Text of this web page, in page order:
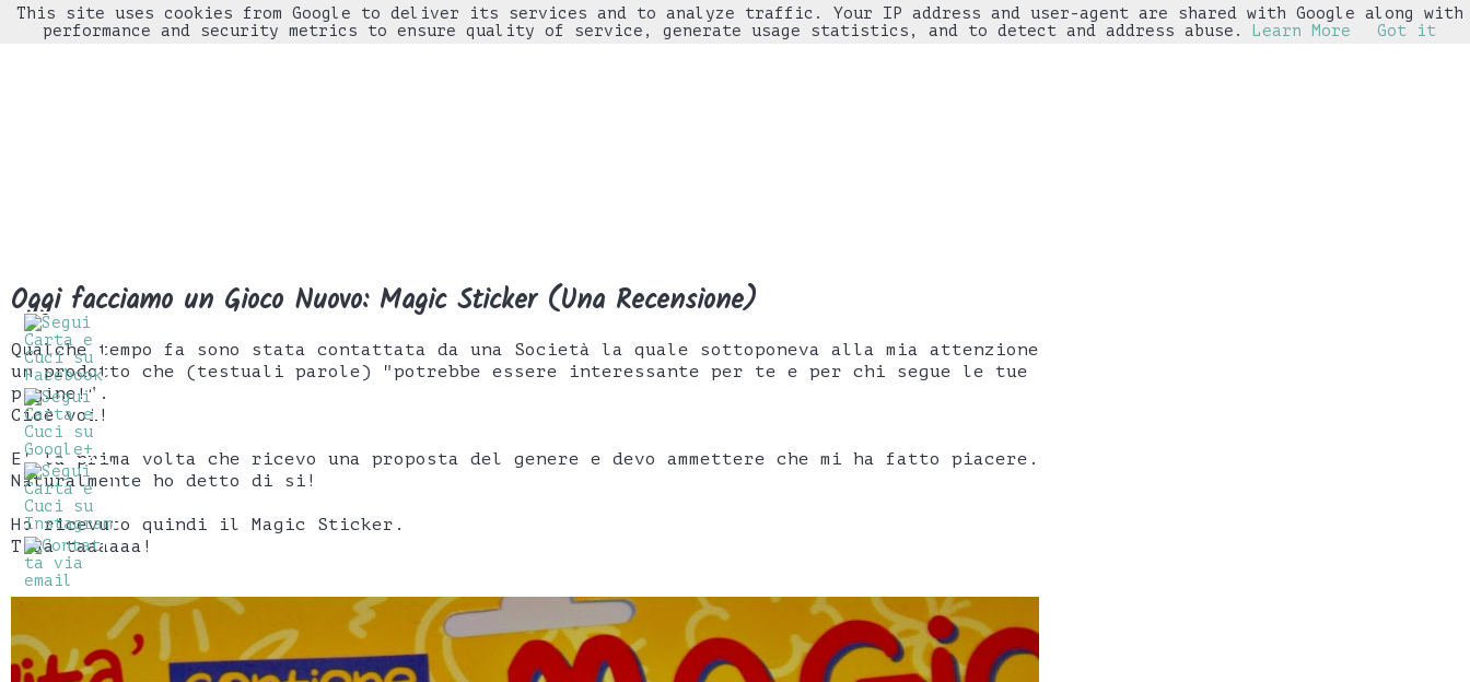
▼
Oggi facciamo un Gioco Nuovo: Magic Sticker (Una Recensione)
Qualche tempo fa sono stata contattata da una Società la quale sottoponeva alla mia attenzione
un prodotto che (testuali parole) "potrebbe essere interessante per te e per chi segue le tue
pagine!".
Cioè voi!
E' la prima volta che ricevo una proposta del genere e devo ammettere che mi ha fatto piacere.
Naturalmente ho detto di si!
Ho ricevuto quindi il Magic Sticker.
Taaa taaaaaa!
This site uses cookies from Google to deliver its services and to analyze traffic. Your IP address and user-agent are shared with Google along with
performance and security metrics to ensure quality of service, generate usage statistics, and to detect and address abuse.
Learn More Got it